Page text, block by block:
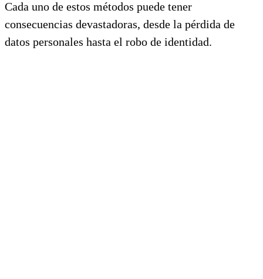
Cada uno de estos métodos puede tener
consecuencias devastadoras, desde la pérdida de
datos personales hasta el robo de identidad.